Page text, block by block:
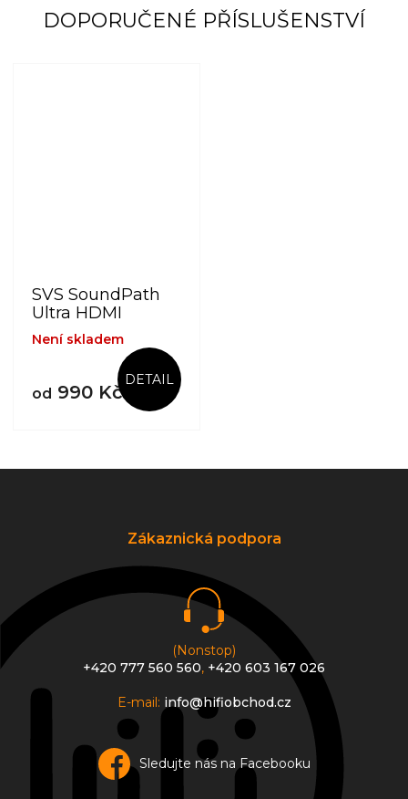
DOPORUČENÉ PŘÍSLUŠENSTVÍ
SVS SoundPath
Ultra HDMI
Není skladem
od 990 Kč
DETAIL
Zákaznická podpora
(Nonstop)
+420 777 560 560, +420 603 167 026
E-mail: info@hifiobchod.cz
Sledujte nás na Facebooku